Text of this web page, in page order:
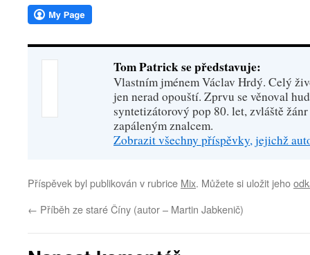
Tom Patrick se představuje:
Vlastním jménem Václav Hrdý. Celý
jen nerad opouští. Zprvu se věnoval
syntetizátorový pop 80. let, zvláště
zapáleným znalcem.
Zobrazit všechny příspěvky, jejichž
Příspěvek byl publikován v rubrice Mix. Můžete si uložit jeho
← Příběh ze staré Číny (autor – Martin Jabkenič)